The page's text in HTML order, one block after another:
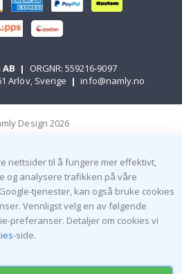
|
ORGNR: 559216-9097
Arlöv, Sverige | info@namly.no
Design 2026
nettsider til å fungere mer effektivt,
og analysere trafikken på våre
tjenester, kan også bruke cookies
Vennligst velg en av følgende
preferanser. Detaljer om cookies vi
-side.